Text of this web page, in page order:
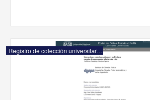
Registro de colección universitaria